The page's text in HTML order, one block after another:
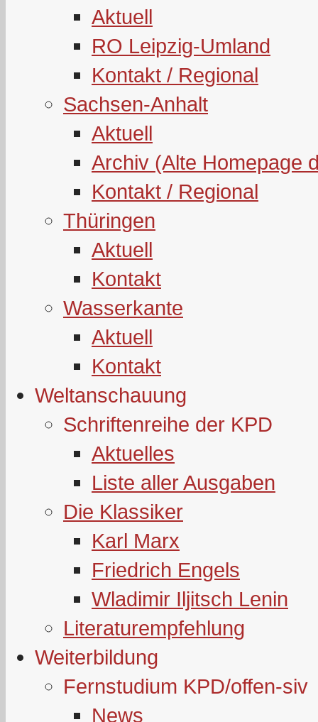
Aktuell
RO Leipzig-Umland
Kontakt / Regional
Sachsen-Anhalt
Aktuell
Archiv (Alte Homepage
Kontakt / Regional
Thüringen
Aktuell
Kontakt
Wasserkante
Aktuell
Kontakt
Weltanschauung
Schriftenreihe der KPD
Aktuelles
Liste aller Ausgaben
Die Klassiker
Karl Marx
Friedrich Engels
Wladimir Iljitsch Lenin
Literaturempfehlung
Weiterbildung
Fernstudium KPD/offen-siv
News